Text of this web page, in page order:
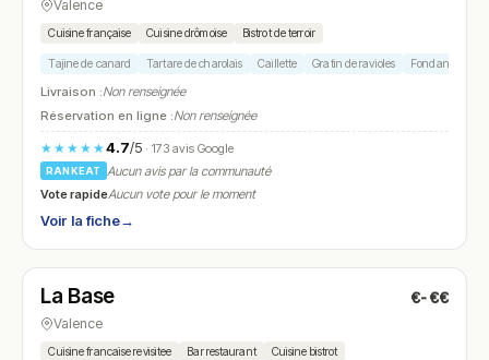
Valence
Cuisine française Cuisine drômoise Bistrot de terroir
Tajine de canard Tartare de charolais Caillette Gratin de ravioles Fondant au
Livraison :Non renseignée
Réservation en ligne :Non renseignée
★★★★★4.7/5· 173 avis Google
RANKEAT
Aucun avis par la communauté
Vote rapideAucun vote pour le moment
Voir la fiche→
N° 18
La Base €-€€
Valence
Cuisine francaise revisitee Bar restaurant Cuisine bistrot